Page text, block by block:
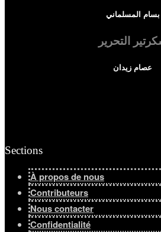
Afficher tous les résultats
بسام المسلماني
التحرير
عصام زيدان
Sections
À propos de nous
Contributeurs
Nous contacter
Confidentialité